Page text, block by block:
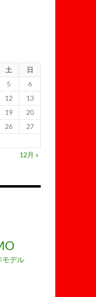
土
日
5
6
12
13
19
20
26
27
12月 »
デル